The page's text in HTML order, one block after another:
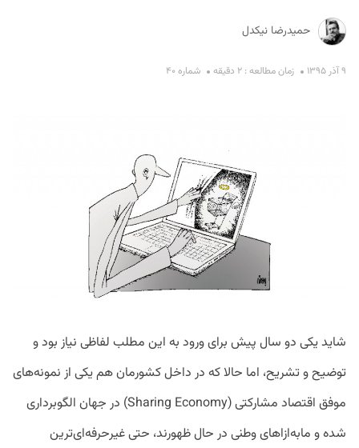
حمیدرضا نیکدل
۹ آذر ۱۳۹۵ زمان مطالعه : ۲ دقیقه شماره ۴۰
شاید یکی دو سال پیش برای ورود به این مطلب لفاظی نیاز بود و
توضیح و تشریح، اما حالا که در داخل کشورمان هم یکی از نمونه‌های
موفق اقتصاد مشارکتی (Sharing Economy) در جهان الگوبرداری
شده و مابه‌ازاهای وطنی‌‌ در حال ظهورند، حتی غیرحرفه‌ای‌ترین